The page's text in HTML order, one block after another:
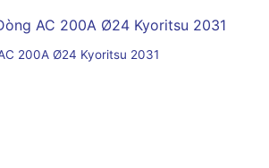
200A Ø24 Kyoritsu 2031